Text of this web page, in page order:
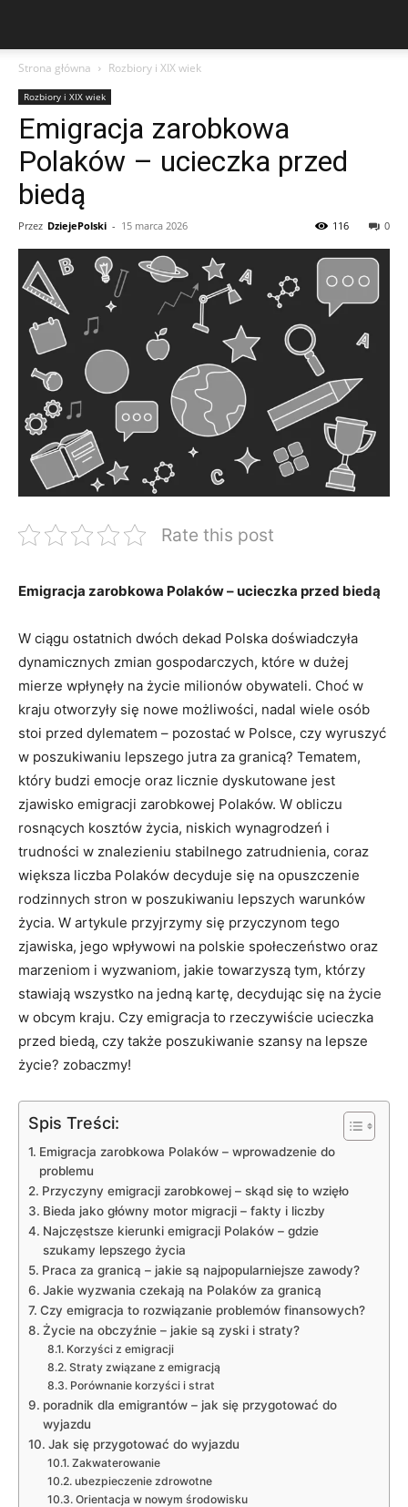
Strona główna Rozbiory i XIX wiek
Rozbiory i XIX wiek
Emigracja zarobkowa
Polaków – ucieczka przed
biedą
Przez DziejePolski - 15 marca 2026 0
116
Rate this post
Emigracja zarobkowa Polaków – ucieczka przed biedą
W ciągu ostatnich dwóch dekad Polska doświadczyła
dynamicznych zmian gospodarczych, które w dużej
mierze wpłynęły na życie milionów obywateli. Choć w
kraju otworzyły się nowe możliwości, nadal wiele osób
stoi przed dylematem – pozostać w Polsce, czy wyruszyć
w poszukiwaniu lepszego jutra za granicą? Tematem,
który budzi emocje oraz licznie dyskutowane jest
zjawisko emigracji zarobkowej Polaków. W obliczu
rosnących kosztów życia, niskich wynagrodzeń i
trudności w znalezieniu stabilnego zatrudnienia, coraz
większa liczba Polaków decyduje się na opuszczenie
rodzinnych stron w poszukiwaniu lepszych warunków
życia. W artykule przyjrzymy się przyczynom tego
zjawiska, jego wpływowi na polskie społeczeństwo oraz
marzeniom i wyzwaniom, jakie towarzyszą tym, którzy
stawiają wszystko na jedną kartę, decydując się na życie
w obcym kraju. Czy emigracja to rzeczywiście ucieczka
przed biedą, czy także poszukiwanie szansy na lepsze
życie? zobaczmy!
Spis Treści:
Emigracja zarobkowa Polaków – wprowadzenie do
problemu
Przyczyny emigracji zarobkowej – skąd się to wzięło
Bieda jako główny motor migracji – fakty i liczby
Najczęstsze kierunki emigracji Polaków – gdzie
szukamy lepszego życia
Praca za granicą – jakie są najpopularniejsze zawody?
Jakie wyzwania czekają na Polaków za granicą
Czy emigracja to rozwiązanie problemów finansowych?
Życie na obczyźnie – jakie są zyski i straty?
Korzyści z emigracji
Straty związane z emigracją
Porównanie korzyści i strat
poradnik dla emigrantów – jak się przygotować do
wyjazdu
Jak się przygotować do wyjazdu
Zakwaterowanie
ubezpieczenie zdrowotne
Orientacja w nowym środowisku